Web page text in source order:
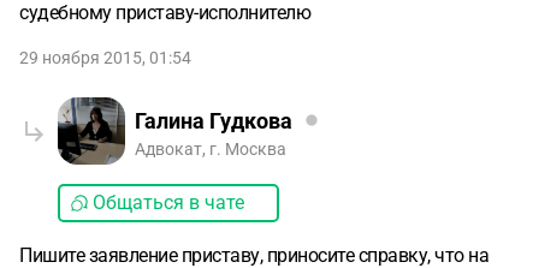
судебному приставу-исполнителю
29 ноября 2015, 01:54
Галина Гудкова
Адвокат, г. Москва
Общаться в чате
Пишите заявление приставу, приносите справку, что на